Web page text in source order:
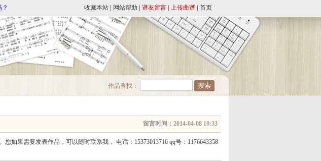
收藏本站 网站帮助 谱友留言 上传曲谱 首页
作品查找：
留言时间：2014-04-08 10:33
如果需要发表作品，可以随时联系我， 电话：15373013716 qq号：1176643358